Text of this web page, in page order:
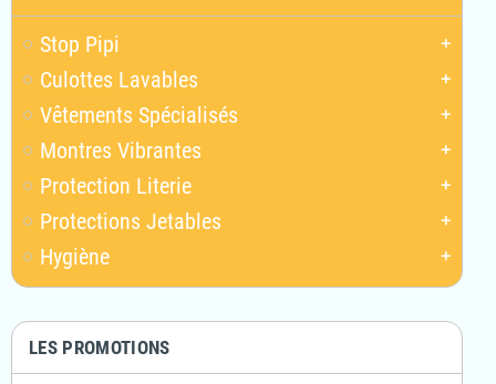
Stop Pipi add
Culottes Lavables add
Vêtements Spécialisés add
Montres Vibrantes add
Protection Literie add
Protections Jetables add
Hygiène add
LES PROMOTIONS